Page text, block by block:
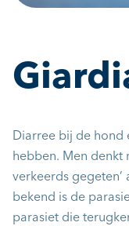
Diarree bij de hond
hebben. Men denkt
verkeerds
bekend is de
parasiet die